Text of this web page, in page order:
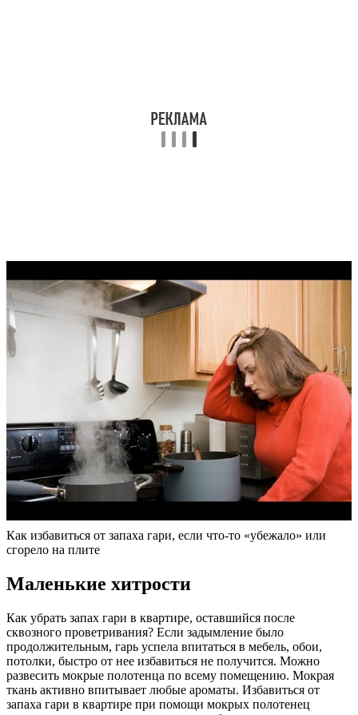
Как избавиться от запаха гари, если что-то «убежало» или
сгорело на плите
Маленькие хитрости
Как убрать запах гари в квартире, оставшийся после
сквозного проветривания? Если задымление было
продолжительным, гарь успела впитаться в мебель, обои,
потолки, быстро от нее избавиться не получится. Можно
развесить мокрые полотенца по всему помещению. Мокрая
ткань активно впитывает любые ароматы. Избавиться от
запаха гари в квартире при помощи мокрых полотенец